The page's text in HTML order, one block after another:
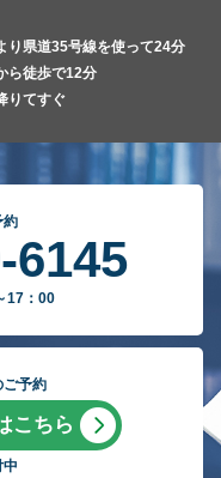
り県道35号線を使って24分
ら徒歩で12分
りてすぐ
約
6145
17：00
ご予約
こちら